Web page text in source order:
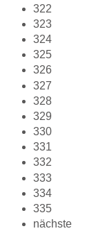
322
323
324
325
326
327
328
329
330
331
332
333
334
335
nächste